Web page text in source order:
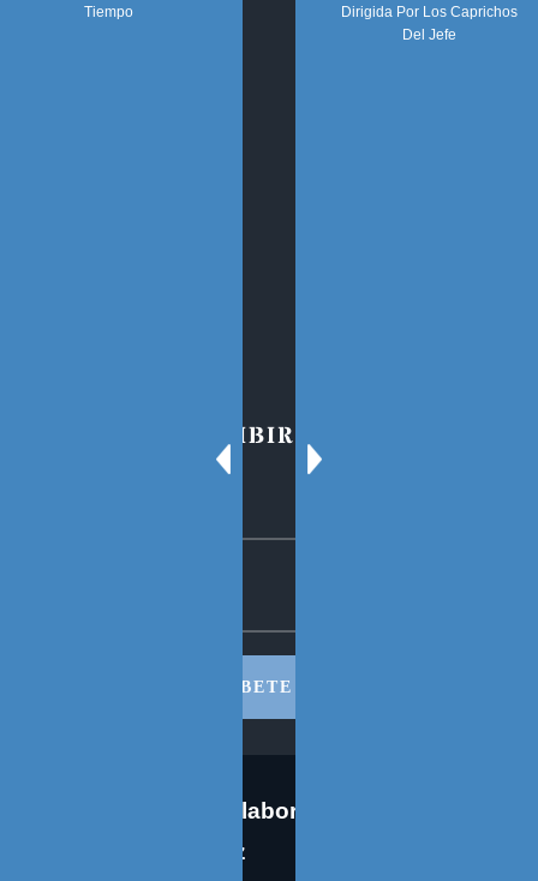
SÍGUENOS
PARA SUSCRIBIRSE AL BLOG
SUSCRIBETE AHORA
Co-edición en colaboración: José
Eugenio Martínez
Tiempo
Dirigida Por Los Caprichos
Del Jefe